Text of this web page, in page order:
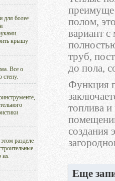
для более
крышу
Все о
стену.
разделе
их
полом,
вариант
труб,
до пола,
Функция
топлива и
создания
Еще